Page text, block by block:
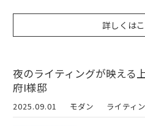
詳しくは
夜のライティングが映え
府I様邸
2025.09.01 モダン ライティ